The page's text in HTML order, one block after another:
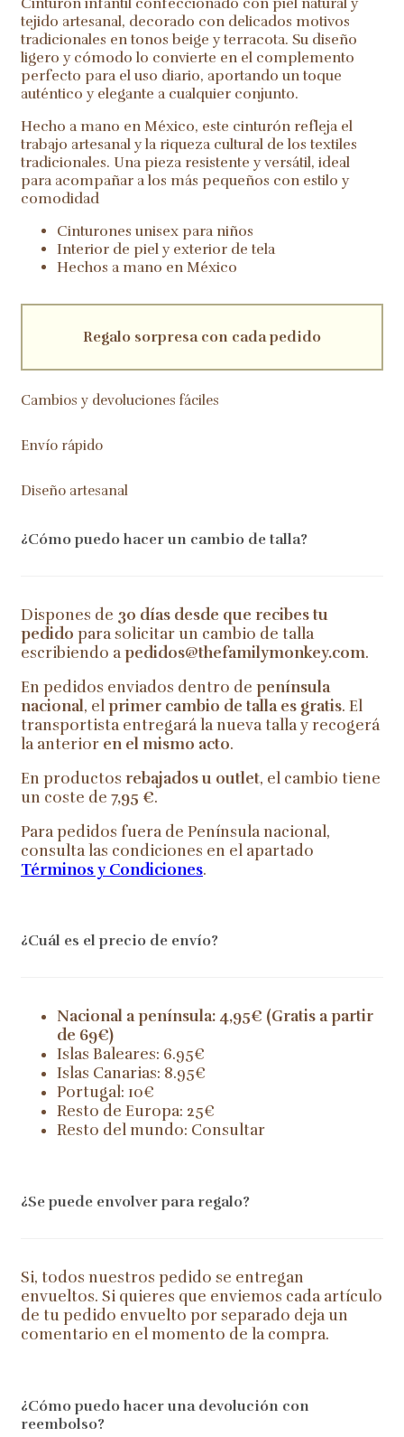
tejido artesanal, decorado con delicados motivos
tradicionales en tonos beige y terracota. Su diseño
ligero y cómodo lo convierte en el complemento
perfecto para el uso diario, aportando un toque
auténtico y elegante a cualquier conjunto.
Hecho a mano en México, este cinturón refleja el
trabajo artesanal y la riqueza cultural de los textiles
tradicionales. Una pieza resistente y versátil, ideal
para acompañar a los más pequeños con estilo y
comodidad
Cinturones unisex para niños
Interior de piel y exterior de tela
Hechos a mano en México
Regalo sorpresa con cada pedido
Cambios y devoluciones fáciles
Envío rápido
Diseño artesanal
¿Cómo puedo hacer un cambio de talla?
Dispones de 30 días desde que recibes tu
pedido para solicitar un cambio de talla
escribiendo apedidos@thefamilymonkey.com.
En pedidos enviados dentro de península
nacional, elprimer cambio de talla es gratis. El
transportista entregará la nueva talla y recogerá
la anterior en el mismo acto.
En productos rebajados u outlet, el cambio tiene
un coste de 7,95 €.
Para pedidos fuera de Península nacional,
consulta las condiciones en el apartado
Términos y Condiciones.
¿Cuál es el precio de envío?
Nacional a península: 4,95€ (Gratis a partir
de 69€)
Islas Baleares: 6.95€
Islas Canarias: 8.95€
Portugal: 10€
Resto de Europa: 25€
Resto del mundo: Consultar
¿Se puede envolver para regalo?
Si, todos nuestros pedido se entregan
envueltos. Si quieres que enviemos cada artículo
de tu pedido envuelto por separado deja un
comentario en el momento de la compra.
¿Cómo puedo hacer una devolución con
reembolso?